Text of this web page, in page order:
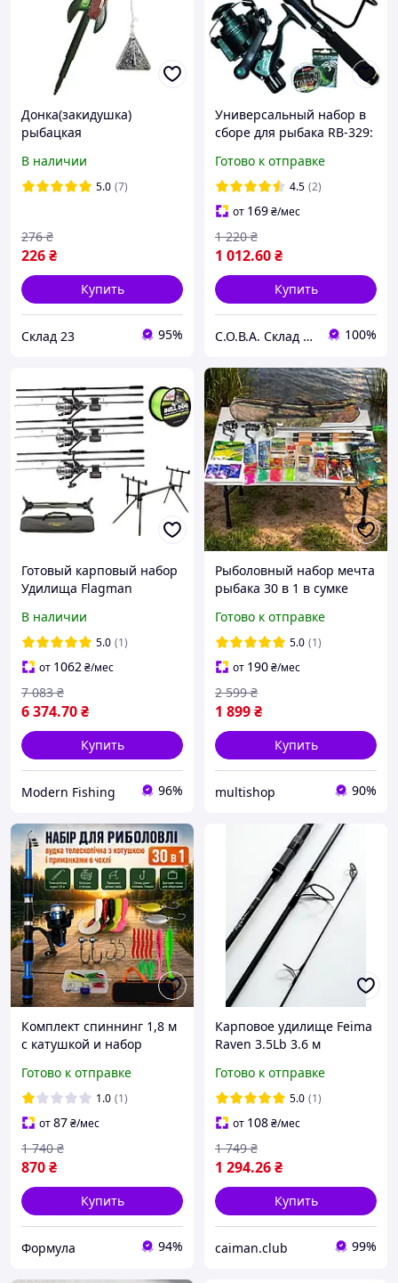
Донка(закидушка)
рыбацкая
В наличии
5.0 (7)
226₴
276 ₴
Купить
Склад 23 95%
Универсальный набор в
сборе для рыбака RB-329:
комплект + стульчик
Готово к отправке
4.5 (2)
от 169₴/мес
1 012.60₴
1 220 ₴
Купить
С.О.В.А. Склад оригинальных вещей в ассортименте 100%
Готовый карповый набор
Удилища Flagman
катушки + Род-Под +
Подарок
В наличии
5.0 (1)
от 1062₴/мес
6 374.70₴
7 083 ₴
Купить
Modern Fishing 96%
Рыболовный набор мечта
рыбака 30 в 1 в сумке
комплект удочек и
снастей с прикормкой
Готово к отправке
5.0 (1)
от 190₴/мес
1 899₴
2 599 ₴
Купить
multishop 90%
Комплект спиннинг 1,8 м
с катушкой и набор
Телескопическая удочка
спиннинг набор 30 в 1
Готово к отправке
1.0 (1)
от87₴/мес
870₴
1 740 ₴
Купить
Формула 94%
Карповое удилище Feima
Raven 3.5Lb 3.6 м
кольцо
Готово к отправке
5.0 (1)
от 108₴/мес
1 294.26₴
1 749 ₴
Купить
caiman.club 99%